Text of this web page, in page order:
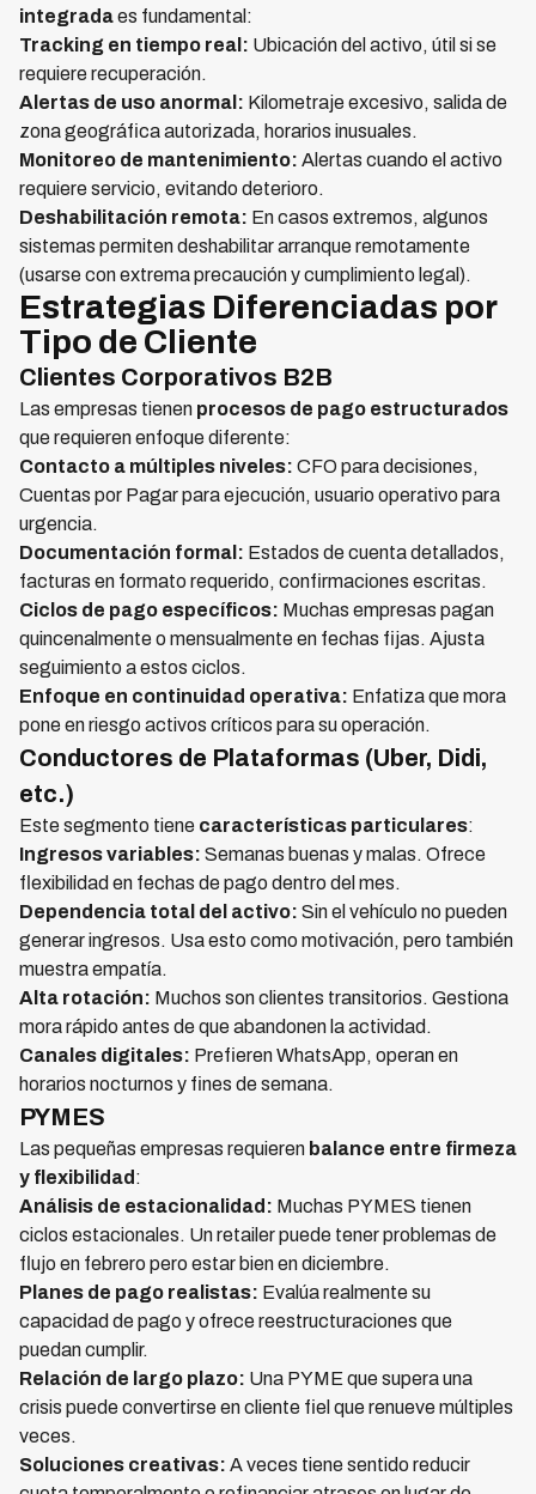
integradaes fundamental:
Tracking en tiempo real: Ubicación del activo, útil si se
requiere recuperación.
Alertas de uso anormal: Kilometraje excesivo, salida de
zona geográfica autorizada, horarios inusuales.
Monitoreo de mantenimiento: Alertas cuando el activo
requiere servicio, evitando deterioro.
Deshabilitación remota: En casos extremos, algunos
sistemas permiten deshabilitar arranque remotamente
(usarse con extrema precaución y cumplimiento legal).
Estrategias Diferenciadas por
Tipo de Cliente
Clientes Corporativos B2B
Las empresas tienen procesos de pago estructurados
que requieren enfoque diferente:
Contacto a múltiples niveles: CFO para decisiones,
Cuentas por Pagar para ejecución, usuario operativo para
urgencia.
Documentación formal: Estados de cuenta detallados,
facturas en formato requerido, confirmaciones escritas.
Ciclos de pago específicos: Muchas empresas pagan
quincenalmente o mensualmente en fechas fijas. Ajusta
seguimiento a estos ciclos.
Enfoque en continuidad operativa: Enfatiza que mora
pone en riesgo activos críticos para su operación.
Conductores de Plataformas (Uber, Didi,
etc.)
Este segmento tiene características particulares:
Ingresos variables: Semanas buenas y malas. Ofrece
flexibilidad en fechas de pago dentro del mes.
Dependencia total del activo: Sin el vehículo no pueden
generar ingresos. Usa esto como motivación, pero también
muestra empatía.
Alta rotación: Muchos son clientes transitorios. Gestiona
mora rápido antes de que abandonen la actividad.
Canales digitales: Prefieren WhatsApp, operan en
horarios nocturnos y fines de semana.
PYMES
Las pequeñas empresas requieren balance entre firmeza
y flexibilidad :
Análisis de estacionalidad: Muchas PYMES tienen
ciclos estacionales. Un retailer puede tener problemas de
flujo en febrero pero estar bien en diciembre.
Planes de pago realistas: Evalúa realmente su
capacidad de pago y ofrece reestructuraciones que
puedan cumplir.
Relación de largo plazo: Una PYME que supera una
crisis puede convertirse en cliente fiel que renueve múltiples
veces.
Soluciones creativas: A veces tiene sentido reducir